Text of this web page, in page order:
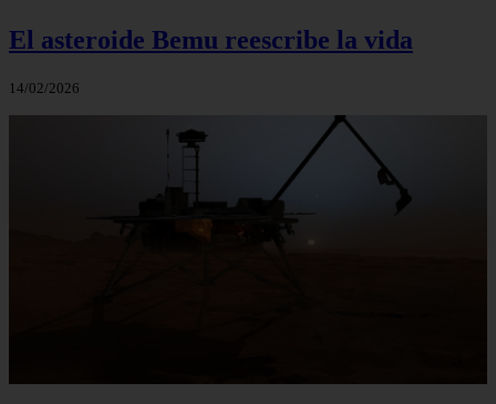
El asteroide Bemu reescribe la vida
14/02/2026